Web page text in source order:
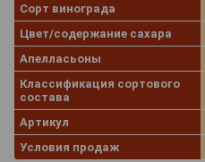
Сорт винограда
Цвет/содержание сахара
Апелласьоны
Классификация сортового
состава
Артикул
Условия продаж